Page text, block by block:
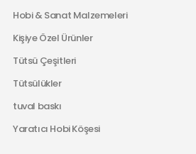
Hobi & Sanat Malzemeleri
Kişiye Özel Ürünler
Tütsü Çeşitleri
Tütsülükler
tuval baskı
Yaratıcı Hobi Köşesi